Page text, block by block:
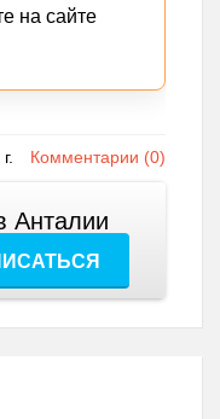
на сайте
Комментарии (0)
Анталии